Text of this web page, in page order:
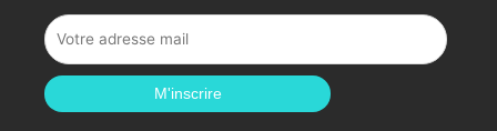
M'inscrire